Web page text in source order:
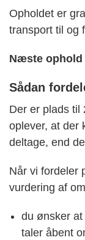
Opholdet er
transport til og
Næste ophold
Sådan
Der er plads til
oplever, at der
deltage, end
Når vi fordeler
vurdering af
du ønsker
taler åbent